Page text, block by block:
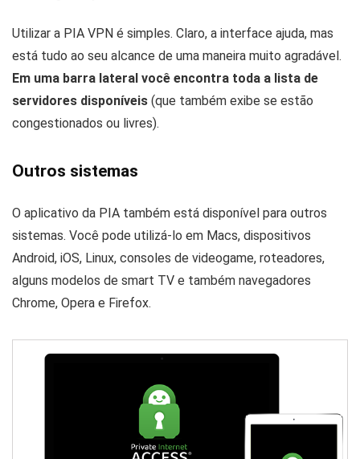
Utilizar a PIA VPN é simples. Claro, a interface ajuda, mas
está tudo ao seu alcance de uma maneira muito agradável.
Em uma barra lateral você encontra toda a lista de
servidores disponíveis (que também exibe se estão
congestionados ou livres).
Outros sistemas
O aplicativo da PIA também está disponível para outros
sistemas. Você pode utilizá-lo em Macs, dispositivos
Android, iOS, Linux, consoles de videogame, roteadores,
alguns modelos de smart TV e também navegadores
Chrome, Opera e Firefox.